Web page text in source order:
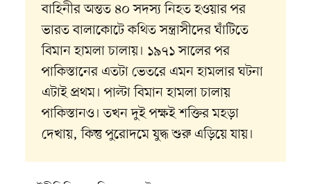
বাহিনীর অন্তত ৪০ সদস্য নিহত হওয়ার পর
ভারত বালাকোটে কথিত সন্ত্রাসীদের ঘাঁটিতে
বিমান হামলা চালায়। ১৯৭১ সালের পর
পাকিস্তানের এতটা ভেতরে এমন হামলার ঘটনা
এটাই প্রথম। পাল্টা বিমান হামলা চালায়
পাকিস্তানও। তখন দুই পক্ষই শক্তির মহড়া
দেখায়, কিন্তু পুরোদমে যুদ্ধ শুরু এড়িয়ে যায়।